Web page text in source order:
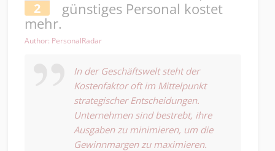
2
günstiges Personal kostet
mehr.
Author: PersonalRadar
In der Geschäftswelt steht der
Kostenfaktor oft im Mittelpunkt
strategischer Entscheidungen.
Unternehmen sind bestrebt, ihre
Ausgaben zu minimieren, um die
Gewinnmargen zu maximieren.